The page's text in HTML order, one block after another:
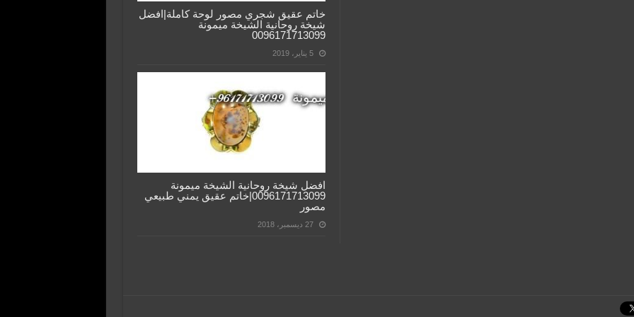
خاتم عقيق شجري مصور لوحة كاملة|افضل
شيخة روحانية الشيخة ميمونة
0096171713099
5 يناير، 2019
افضل شيخة روحانية الشيخة ميمونة
0096171713099|خاتم عقيق يمني طبيعي
مصور
27 ديسمبر، 2018